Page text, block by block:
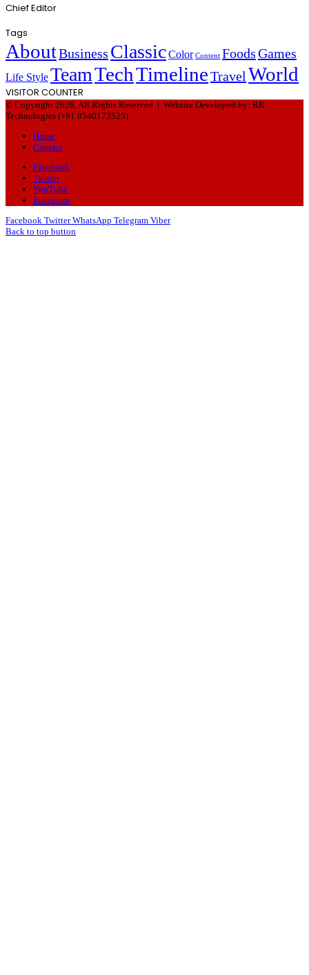
Chief Editor
Tags
AboutBusiness ClassicColor Content FoodsGames
Life StyleTeamTechTimelineTravel World
VISITOR COUNTER
© Copyright 2026, All Rights Reserved | Website Developed by: RK
Technologies (+91 9540173525)
Home
Contact
Facebook
Twitter
YouTube
Instagram
Facebook Twitter WhatsApp Telegram Viber
Back to top button